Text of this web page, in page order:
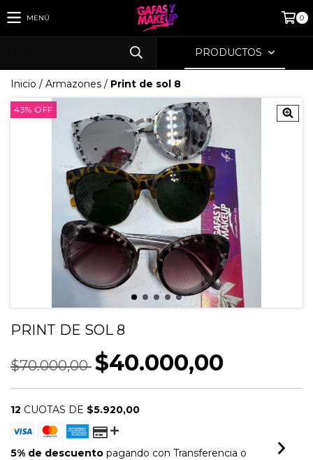
MENÚ 0
PRODUCTOS
Inicio / Armazones / Print de sol 8
43% OFF
PRINT DE SOL 8
$70.000,00 $40.000,00
12 CUOTAS DE $5.920,00
5% de descuento pagando con Transferencia o